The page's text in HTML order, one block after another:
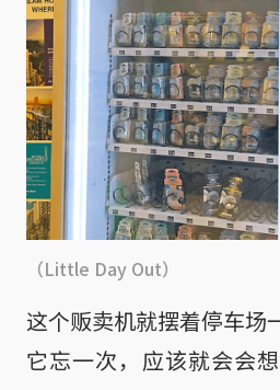
（Little Day Out）
这个贩卖机就摆着停车场
它忘一次，应该就会会